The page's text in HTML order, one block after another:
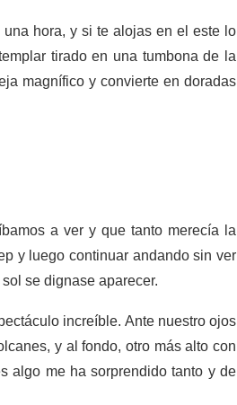
hora, y si te alojas en el este lo
tirado en una tumbona de la
magnífico y convierte en doradas
a ver y que tanto merecía la
y luego continuar andando sin ver
se dignase aparecer.
increíble. Ante nuestro ojos
y al fondo, otro más alto con
algo me ha sorprendido tanto y de